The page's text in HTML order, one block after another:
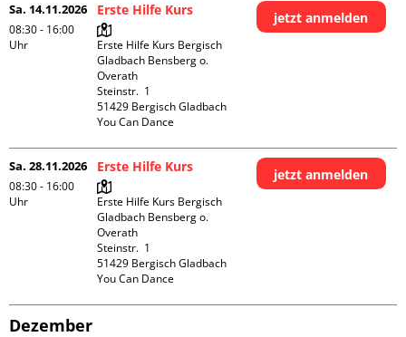
Sa. 14.11.2026
08:30 - 16:00
Uhr
Erste Hilfe Kurs
Erste Hilfe Kurs Bergisch
Gladbach Bensberg o.
Overath
Steinstr.  1
51429 Bergisch Gladbach
You Can Dance
jetzt anmelden
Sa. 28.11.2026
08:30 - 16:00
Uhr
Erste Hilfe Kurs
Erste Hilfe Kurs Bergisch
Gladbach Bensberg o.
Overath
Steinstr.  1
51429 Bergisch Gladbach
You Can Dance
jetzt anmelden
Dezember